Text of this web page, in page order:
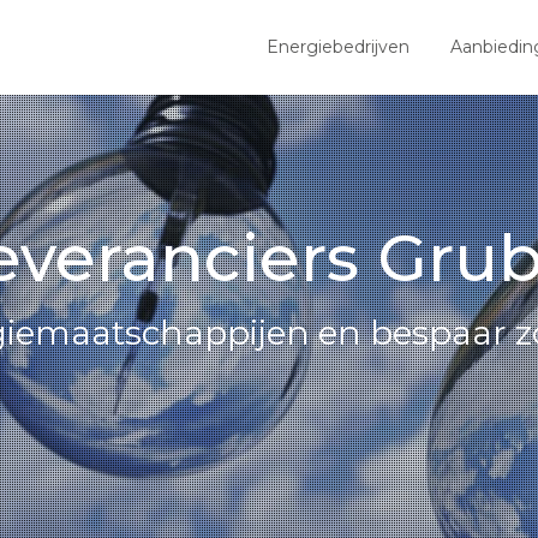
Energiebedrijven
en bespaar